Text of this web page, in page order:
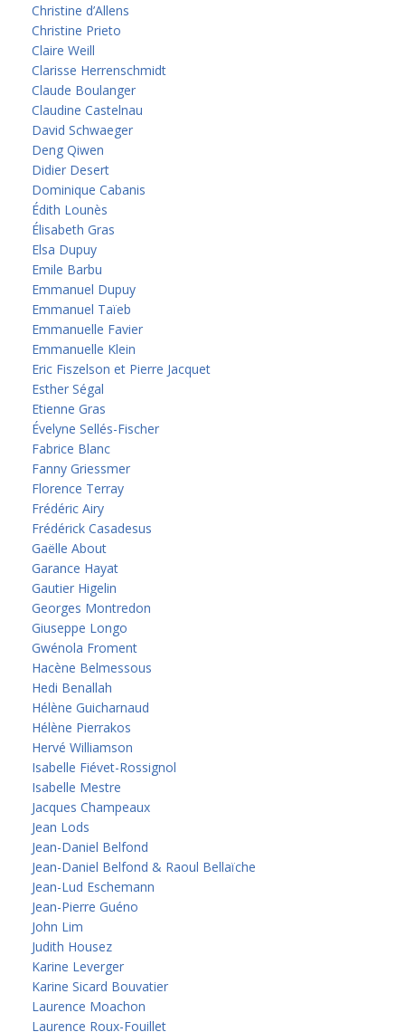
Christine d’Allens
Christine Prieto
Claire Weill
Clarisse Herrenschmidt
Claude Boulanger
Claudine Castelnau
David Schwaeger
Deng Qiwen
Didier Desert
Dominique Cabanis
Édith Lounès
Élisabeth Gras
Elsa Dupuy
Emile Barbu
Emmanuel Dupuy
Emmanuel Taïeb
Emmanuelle Favier
Emmanuelle Klein
Eric Fiszelson et Pierre Jacquet
Esther Ségal
Etienne Gras
Évelyne Sellés-Fischer
Fabrice Blanc
Fanny Griessmer
Florence Terray
Frédéric Airy
Frédérick Casadesus
Gaëlle About
Garance Hayat
Gautier Higelin
Georges Montredon
Giuseppe Longo
Gwénola Froment
Hacène Belmessous
Hedi Benallah
Hélène Guicharnaud
Hélène Pierrakos
Hervé Williamson
Isabelle Fiévet-Rossignol
Isabelle Mestre
Jacques Champeaux
Jean Lods
Jean-Daniel Belfond
Jean-Daniel Belfond & Raoul Bellaïche
Jean-Lud Eschemann
Jean-Pierre Guéno
John Lim
Judith Housez
Karine Leverger
Karine Sicard Bouvatier
Laurence Moachon
Laurence Roux-Fouillet